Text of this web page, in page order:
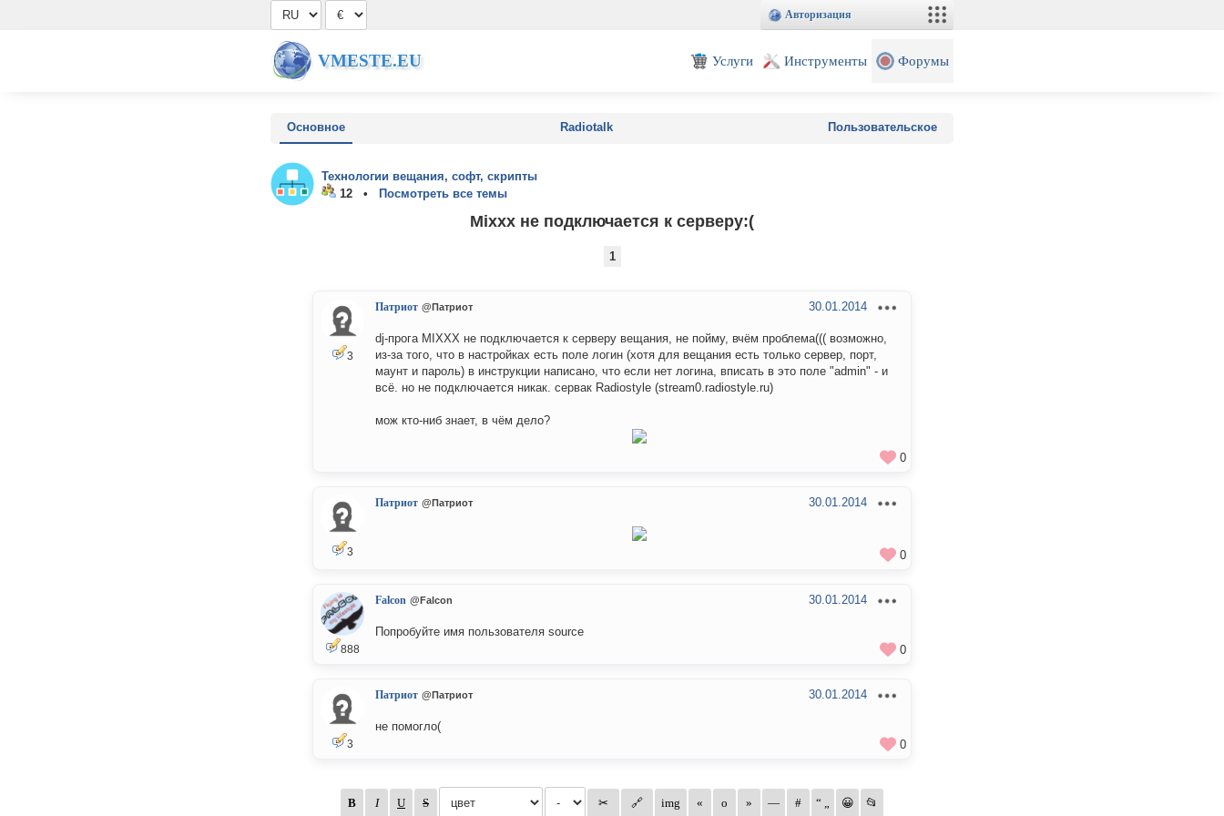
Авторизация
VMESTE.EU Услуги Инструменты Форумы
Основное Radiotalk Пользовательское
Технологии вещания, софт, скрипты
12 •
Посмотреть все темы
Mixxx не подключается к серверу:(
1
3
Патриот @Патриот 30.01.2014
dj-прога MIXXX не подключается к серверу вещания, не пойму, вчём проблема((( возможно,
из-за того, что в настройках есть поле логин (хотя для вещания есть только сервер, порт,
маунт и пароль) в инструкции написано, что если нет логина, вписать в это поле "admin" - и
всё. но не подключается никак. сервак Radiostyle (stream0.radiostyle.ru)
мож кто-ниб знает, в чём дело?
0
3
Патриот @Патриот 30.01.2014
0
888
Falcon @Falcon 30.01.2014
Попробуйте имя пользователя source
0
3
Патриот @Патриот 30.01.2014
не помогло(
0